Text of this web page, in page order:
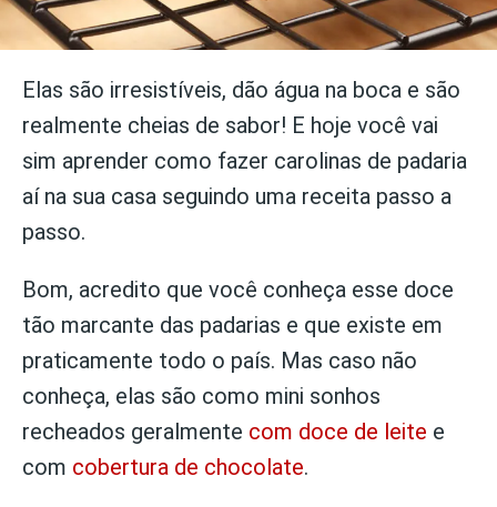
Elas são irresistíveis, dão água na boca e são
realmente cheias de sabor! E hoje você vai
sim aprender como fazer carolinas de padaria
aí na sua casa seguindo uma receita passo a
passo.
Bom, acredito que você conheça esse doce
tão marcante das padarias e que existe em
praticamente todo o país. Mas caso não
conheça, elas são como mini sonhos
recheados geralmente com doce de leite e
com cobertura de chocolate.